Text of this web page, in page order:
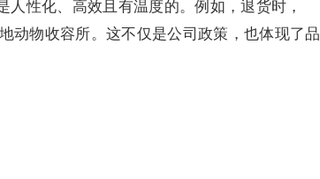
性化、高效且有温度的。例如，退货时，
动物收容所。这不仅是公司政策，也体现了品